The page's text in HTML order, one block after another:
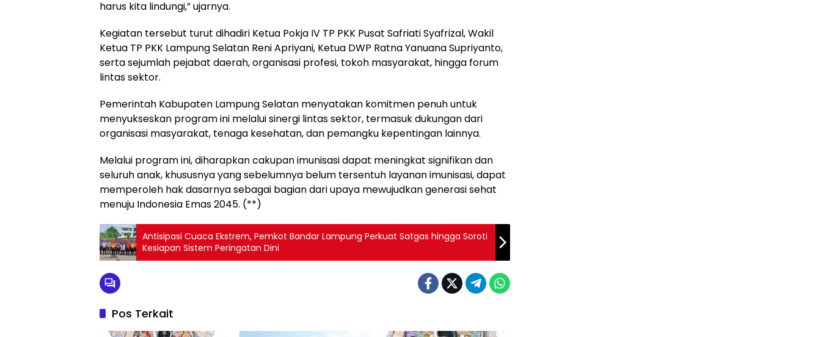
harus kita lindungi,” ujarnya.
Kegiatan tersebut turut dihadiri Ketua Pokja IV TP PKK Pusat Safriati Syafrizal, Wakil
Ketua TP PKK Lampung Selatan Reni Apriyani, Ketua DWP Ratna Yanuana Supriyanto,
serta sejumlah pejabat daerah, organisasi profesi, tokoh masyarakat, hingga forum
lintas sektor.
Pemerintah Kabupaten Lampung Selatan menyatakan komitmen penuh untuk
menyukseskan program ini melalui sinergi lintas sektor, termasuk dukungan dari
organisasi masyarakat, tenaga kesehatan, dan pemangku kepentingan lainnya.
Melalui program ini, diharapkan cakupan imunisasi dapat meningkat signifikan dan
seluruh anak, khususnya yang sebelumnya belum tersentuh layanan imunisasi, dapat
memperoleh hak dasarnya sebagai bagian dari upaya mewujudkan generasi sehat
menuju Indonesia Emas 2045. (**)
Antisipasi Cuaca Ekstrem, Pemkot Bandar Lampung Perkuat Satgas hingga Soroti
Kesiapan Sistem Peringatan Dini
Pos Terkait